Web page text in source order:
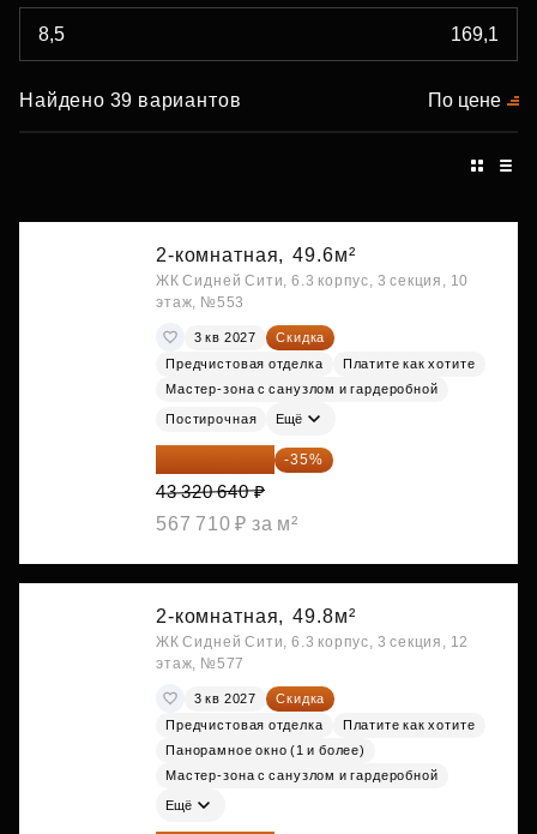
Найдено 39 вариантов По цене
2-комнатная, 49.6м²
ЖК Сидней Сити, 6.3 корпус, 3 секция, 10
этаж, №553
3 кв 2027
Скидка
Предчистовая отделка
Платите как хотите
Мастер-зона с санузлом и гардеробной
Постирочная Ещё
28 158 416 ₽ -35%
43 320 640 ₽
567 710 ₽ за м²
2-комнатная, 49.8м²
ЖК Сидней Сити, 6.3 корпус, 3 секция, 12
этаж, №577
3 кв 2027
Скидка
Предчистовая отделка
Платите как хотите
Панорамное окно (1 и более)
Мастер-зона с санузлом и гардеробной
Ещё